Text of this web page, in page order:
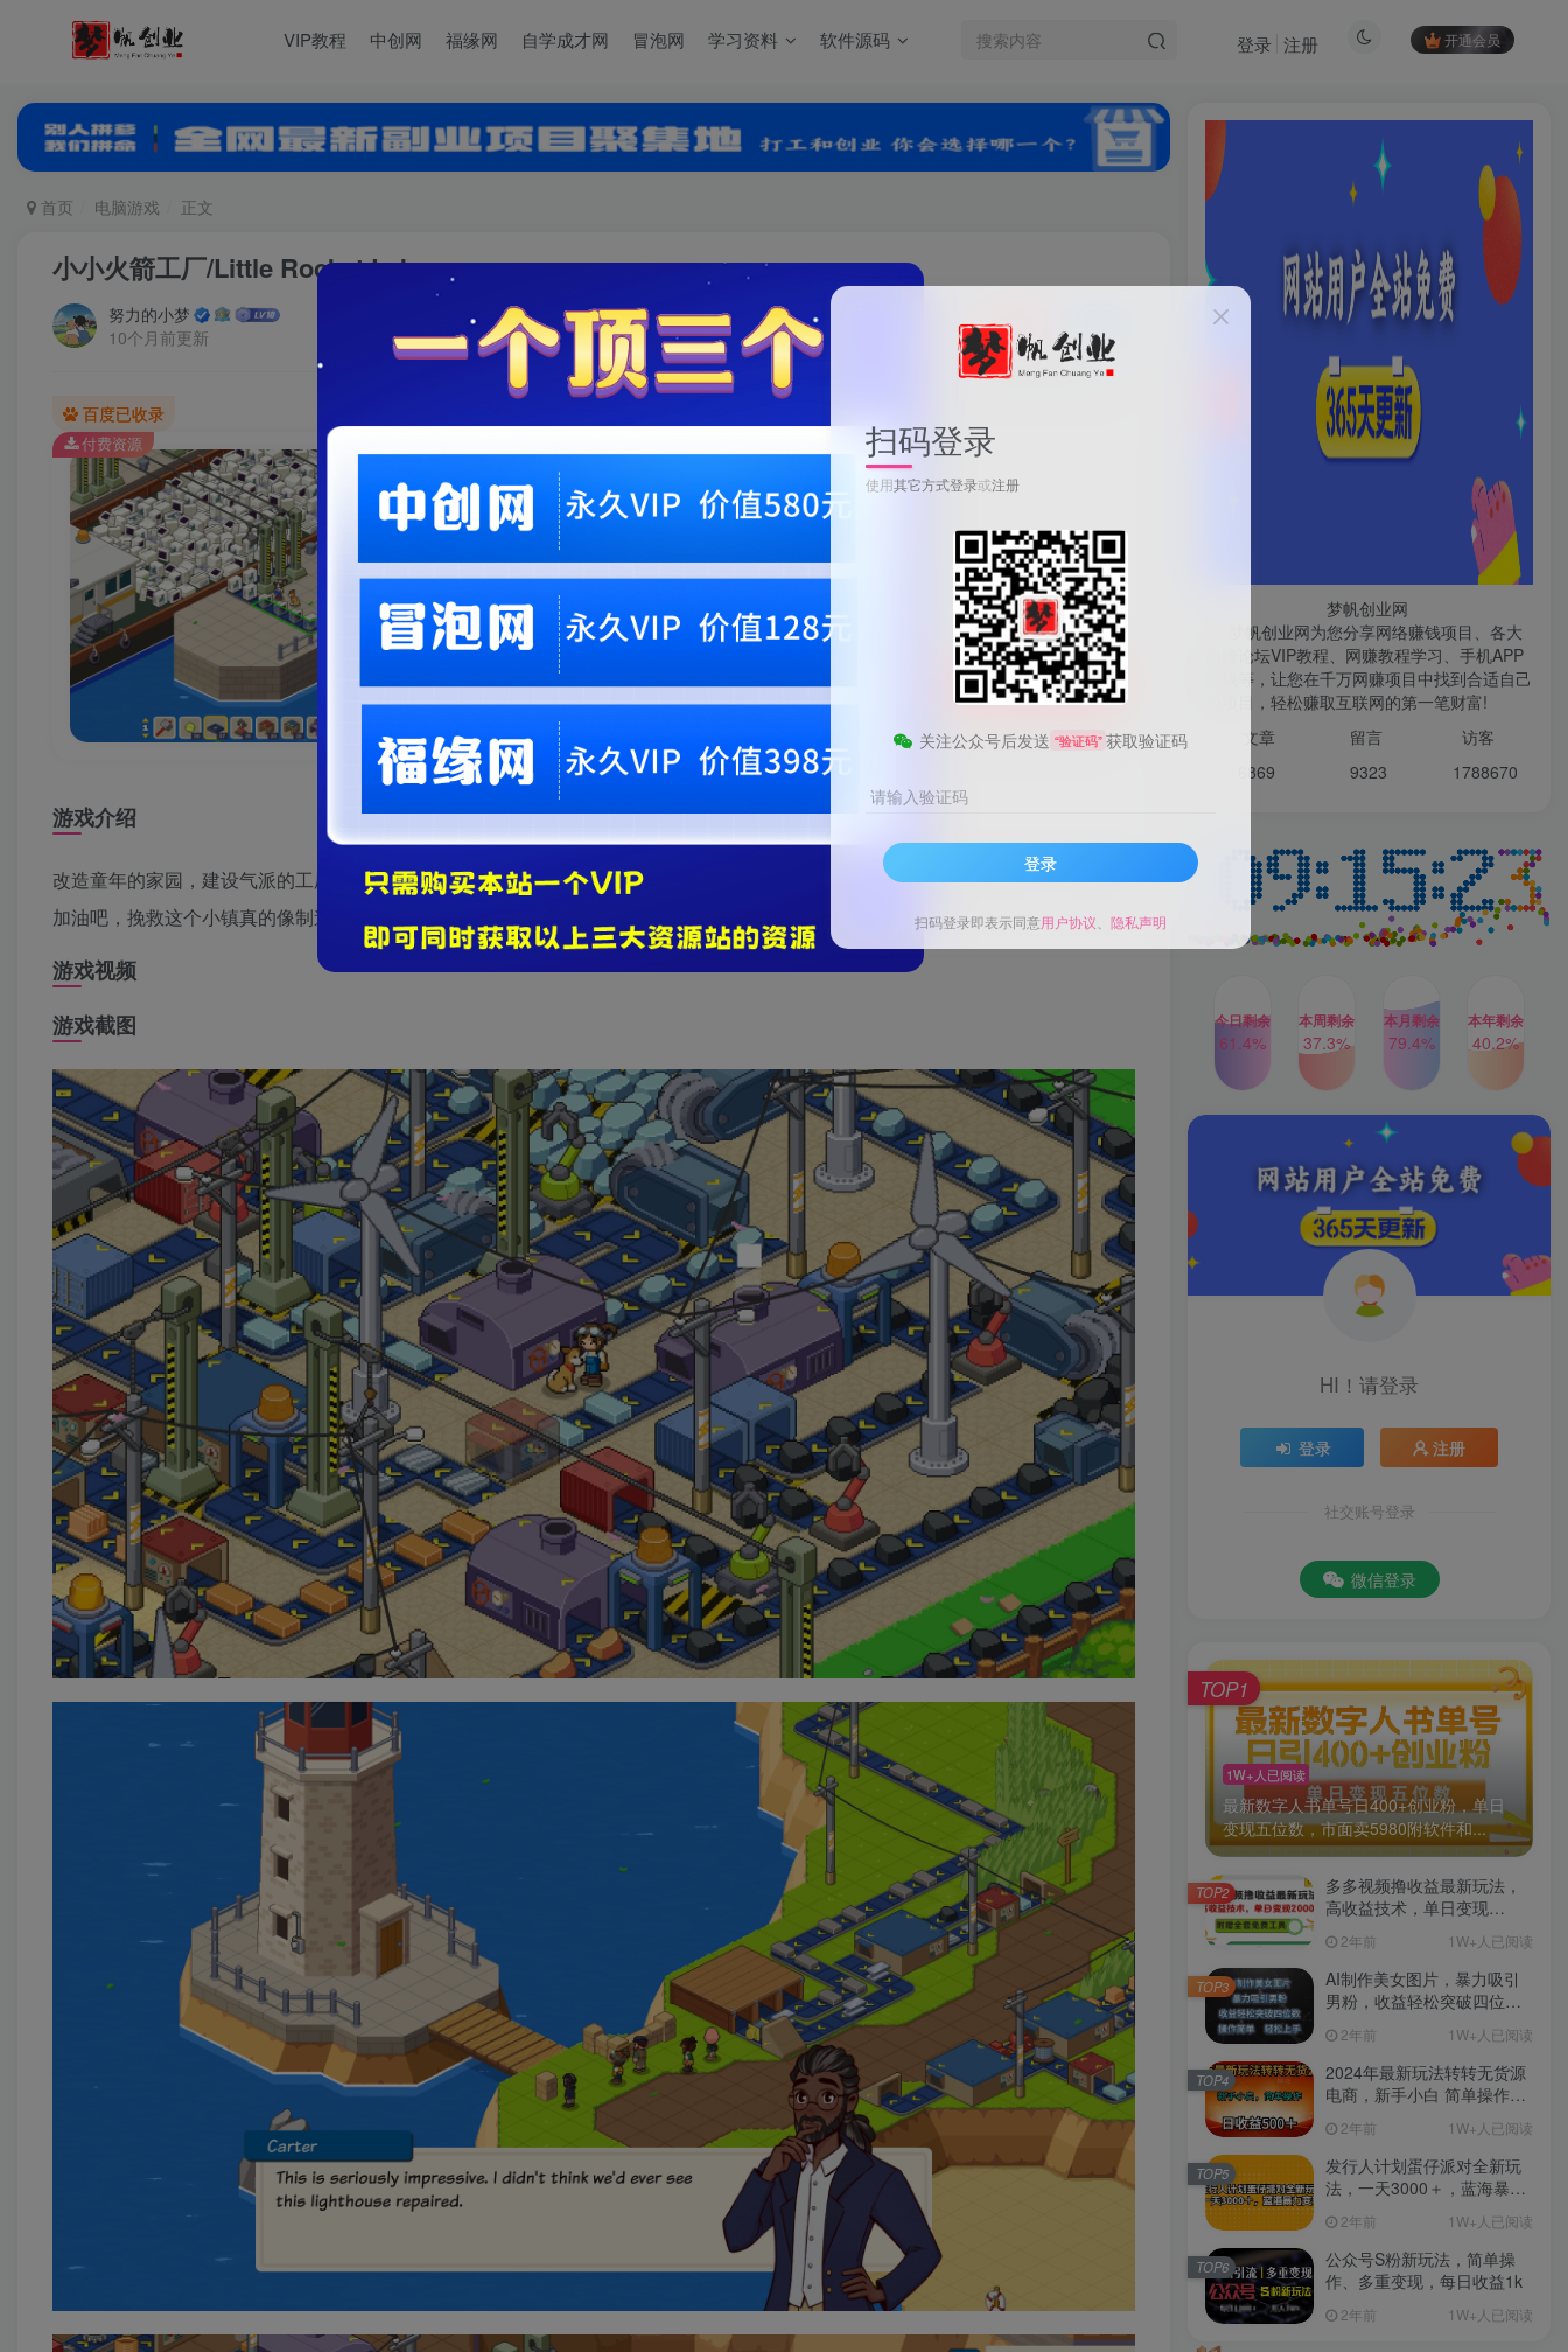
VIP教程 中创网 福缘网 自学成才网 冒泡网 学习资料 软件源码 开通会员
登录 注册
首页 电脑游戏 正文
小小火箭工厂/Little Rocket Lab
努力的小梦
10个月前更新
关注
0 89 34
百度已收录
小小火箭工厂/Little Rocket Lab
此内容为付费资源，请付费后查看
梦币9.9
梦币1
钻石会员 免费
立即购买
您当前未登录！建议登陆后购买，可保存购买订单。微信支付联系微信：chen185599521
付费资源
游戏介绍
改造童年的家园，建设气派的工厂，培养一辈子的友谊，然后展望九天，最终圆了家人的梦想，完成妈妈珍爱的火箭飞船。卷起袖子
加油吧，挽救这个小镇真的像制造火箭一样，没有那么简单!
游戏视频
游戏截图
HI！请登录
登录
1W+人已阅读
多多视频撸收益最新玩法，
高收益技术，单日变现
2000+，附赠全套技术资料
2年前 1W+人已阅读
数，操作简单 上手难度低
2年前 1W+人已阅读
2024年最新玩法转转无货源
电商，新手小白 简单操作，
长期稳定 日收入500＋
2年前 1W+人已阅读
TOP4
发行人计划蛋仔派对全新玩
法，一天3000＋，蓝海暴力
变现2年前
公众号S粉新玩法，简单操
作、多重变现，每日收益1k
2年前
TOP6
梦帆创业网
梦帆创业网为您分享网络赚钱项目、各大
网赚论坛VIP教程、网赚教程学习、手机APP
赚钱等，让您在千万网赚项目中找到合适自己
的项目，轻松赚取互联网的第一笔财富!
文章 留言 访客
6869 9323 1788670
今日剩余
61.4%
本周剩余
37.3%
本月剩余
79.4%
本年剩余
40.2%
HI！请登录
登录 注册
社交账号登录
微信登录
1W+人已阅读
最新数字人书单号日400+创业粉，单日
变现五位数，市面卖5980附软件和...
TOP1
多多视频撸收益最新玩法，
高收益技术，单日变现
2年前 1W+人已阅读
TOP2
AI制作美女图片，暴力吸引
男粉，收益轻松突破四位
2年前 1W+人已阅读
TOP3
2024年最新玩法转转无货源
电商，新手小白 简单操作，
2年前 1W+人已阅读
TOP4
发行人计划蛋仔派对全新玩
法，一天3000＋，蓝海暴力
2年前 1W+人已阅读
TOP5
公众号S粉新玩法，简单操
作、多重变现，每日收益1k
2年前 1W+人已阅读
TOP6
扫码登录
使用其它方式登录或注册
关注公众号后发送 “验证码” 获取验证码
请输入验证码
登录
扫码登录即表示同意用户协议 隐私声明